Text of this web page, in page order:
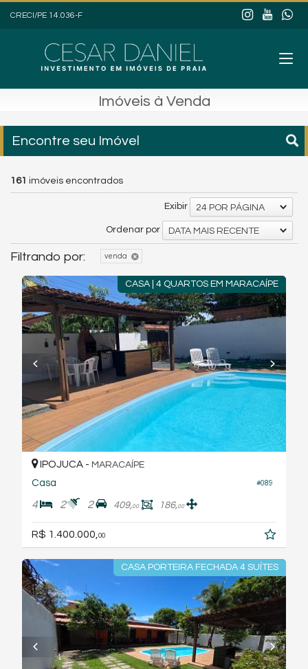
CRECI/PE 14.036-F
Imóveis à Venda
Encontre seu Imóvel
161 imóveis encontrados
Exibir 24 POR PÁGINA
Ordenar por DATA MAIS RECENTE
Filtrando por: venda
CASA | 4 QUARTOS EM MARACAÍPE
#089
IPOJUCA - MARACAÍPE
Casa
4 2 2 409,00 186,00
R$ 1.400.000, 00
CASA PORTEIRA FECHADA 4 SUÍTES